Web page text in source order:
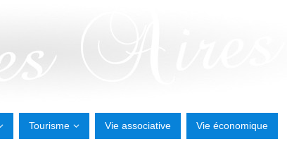
Tourisme Vie associative Vie économique